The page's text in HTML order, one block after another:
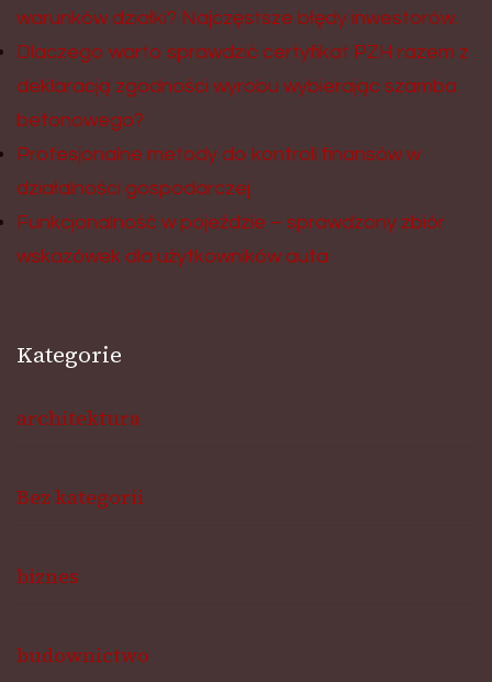
warunków działki? Najczęstsze błędy inwestorów.
Dlaczego warto sprawdzić certyfikat PZH razem z
deklaracją zgodności wyrobu wybierając szamba
betonowego?
Profesjonalne metody do kontroli finansów w
działalności gospodarczej
Funkcjonalność w pojeździe – sprawdzony zbiór
wskazówek dla użytkowników auta
Kategorie
architektura
Bez kategorii
biznes
budownictwo